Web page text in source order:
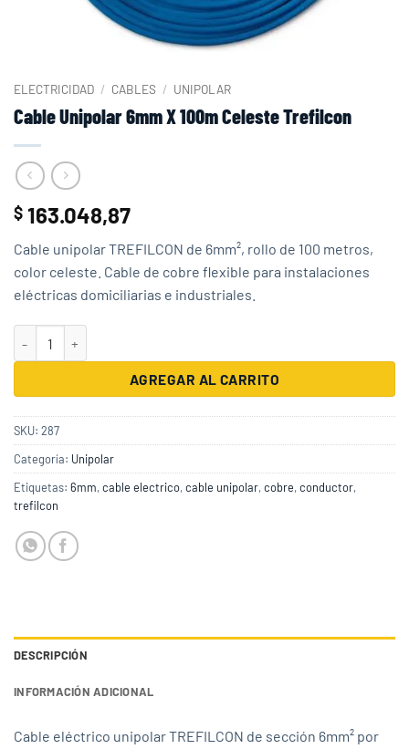
ELECTRICIDAD / CABLES / UNIPOLAR
Cable Unipolar 6mm X 100m Celeste Trefilcon
$ 163.048,87
Cable unipolar TREFILCON de 6mm², rollo de 100 metros,
color celeste. Cable de cobre flexible para instalaciones
eléctricas domiciliarias e industriales.
AGREGAR AL CARRITO
SKU: 287
Categoría: Unipolar
Etiquetas: 6mm,cable electrico,cable unipolar,cobre,conductor,
trefilcon
DESCRIPCIÓN
INFORMACIÓN ADICIONAL
Cable eléctrico unipolar TREFILCON de sección 6mm² por